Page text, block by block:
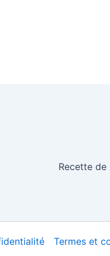
Recette
Termes et